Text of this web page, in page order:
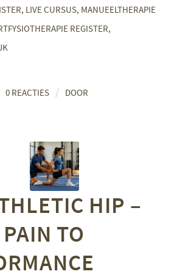
, LIVE CURSUS, MANUEELTHERAPIE
REGISTER,
0 REACTIES / DOOR
HIP –
TO